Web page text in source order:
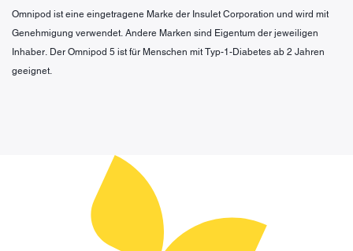
Omnipod ist eine eingetragene Marke der Insulet Corporation und wird mit
Genehmigung verwendet. Andere Marken sind Eigentum der jeweiligen
Inhaber. Der Omnipod 5 ist für Menschen mit Typ-1-Diabetes ab 2 Jahren
geeignet.